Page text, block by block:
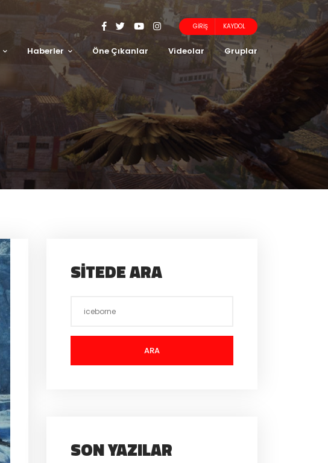
GIRIŞ KAYDOL
Haberler Öne Çıkanlar Videolar Gruplar
SITEDE ARA
ARA
SON YAZILAR